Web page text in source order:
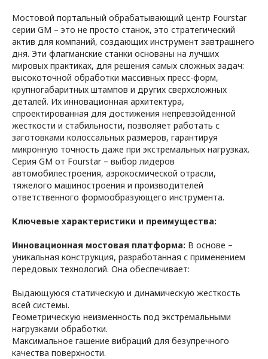
Руководство по эксплуатации
Телескопическая защита направляющей оси X
Оптические линейки по всем осям
Инструментальный магазин с манипулятором
Инструментальный магазин с автоматической
дверцей
Ножная педаль для разжима инструмента
Выравнивающие опоры + анкерные
фундаментные болты
Лестница для технического обслуживания
Перемещение по оси X с помощью зубчатой
рейки + оптическая линейка
Перемещение по оси Y с помощью зубчатой
рейки + оптическая линейка (Y≧4800 мм)
Синхронное перемещение по осям X и W с
помощью серво привода и двух оптических
линеек
Автоматическая система измерения заготовок
Поворотный стол с управлением ЧПУ
Телескопическая защита направляющей оси Y
Трансформатор
Сепаратор масла
Мотор-шпиндель (12000-20000 об/мин)
Ползун 450 мм х 400 мм с четырьмя
направляющими
Усиленный шпиндельный ползун для тяжёлой
обработки 550 × 550 мм
Усиленный шпиндельный ползун для тяжёлой
обработки 650 × 650 мм
90° фрезерная голова (автоматическая,
полуавтоматическая, ручная)
Дополнительные фрезерные головки
(автоматическая, ручная)
Дополнительная 90° фрезерная голова
(автоматическая, полуавтоматическая, ручная)
Двухосевая наклонно-поворотная фрезерная
голова (автоматическая/ручная установка)
головок
Фрезерная головка для полной 4/5 осевой
обработки (TRAMEC/KESSLER)
Мостовой портальный обрабатывающий центр Fourstar
серии GM – это не просто станок, это стратегический
актив для компаний, создающих инструмент завтрашнего
дня. Эти флагманские станки основаны на лучших
мировых практиках, для решения самых сложных задач:
высокоточной обработки массивных пресс-форм,
крупногабаритных штампов и других сверхсложных
деталей. Их инновационная архитектура,
спроектированная для достижения непревзойденной
жесткости и стабильности, позволяет работать с
заготовками колоссальных размеров, гарантируя
микронную точность даже при экстремальных нагрузках.
Серия GM от Fourstar – выбор лидеров
автомобилестроения, аэрокосмической отрасли,
тяжелого машиностроения и производителей
ответственного формообразующего инструмента.
Ключевые характеристики и преимущества:
Инновационная мостовая платформа: В основе –
уникальная конструкция, разработанная с применением
передовых технологий. Она обеспечивает:
Выдающуюся статическую и динамическую жесткость
всей системы.
Геометрическую неизменность под экстремальными
нагрузками обработки.
Максимальное гашение вибраций для безупречного
качества поверхности.